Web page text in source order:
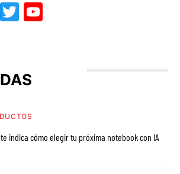
LinkedIn
Twitter
indica cómo elegir tu próxima notebook con IA